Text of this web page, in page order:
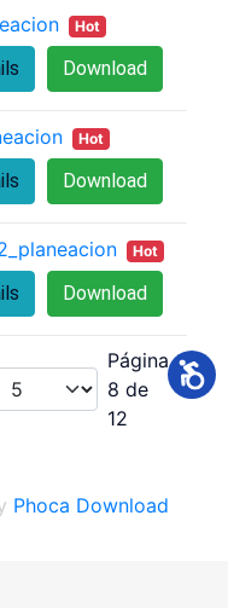
Hot
Download
Hot
Download
Hot
Download
Página
8 de
12
Phoca Download